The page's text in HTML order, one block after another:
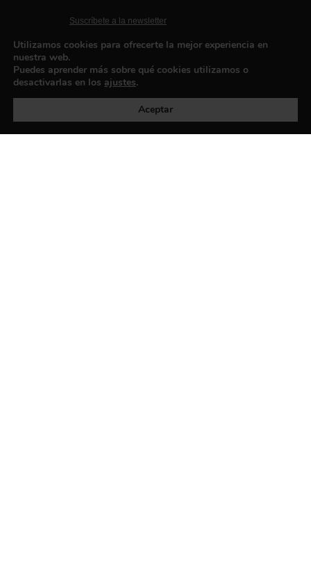
Suscríbete a la newsletter
Política de privacidad
Utilizamos cookies para ofrecerte la mejor experiencia en
nuestra web.
Puedes aprender más sobre qué cookies utilizamos o
desactivarlas en los ajustes.
Aceptar